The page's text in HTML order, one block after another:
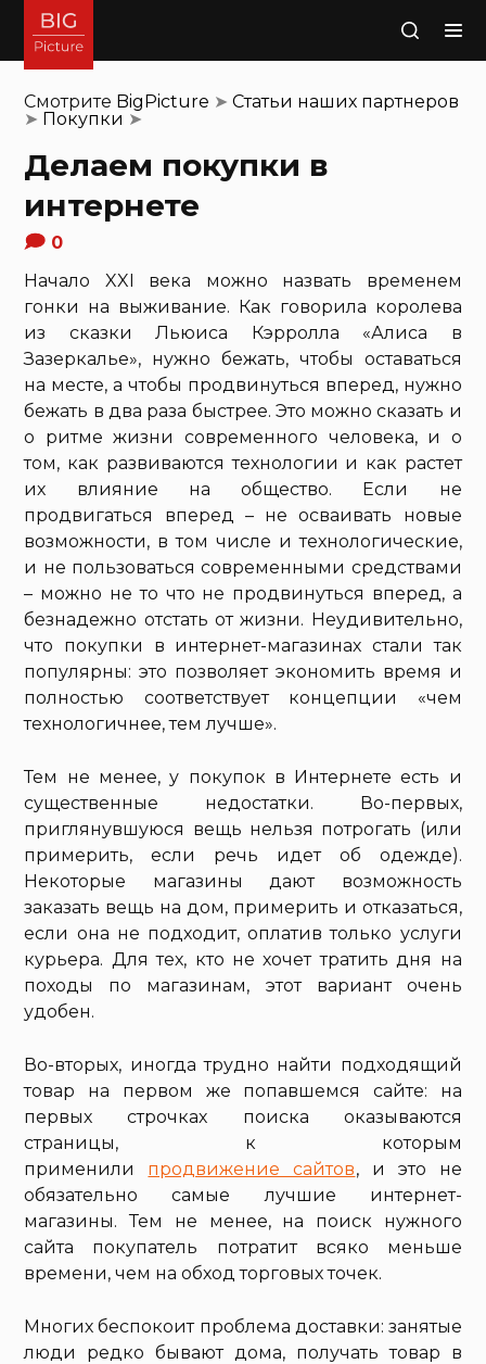
Поиск
Смотрите BigPicture ➤Статьи наших партнеров
➤ Покупки ➤
Делаем покупки в
интернете
0
Начало XXI века можно назвать временем
гонки на выживание. Как говорила королева
из сказки Льюиса Кэрролла «Алиса в
Зазеркалье», нужно бежать, чтобы оставаться
на месте, а чтобы продвинуться вперед, нужно
бежать в два раза быстрее. Это можно сказать и
о ритме жизни современного человека, и о
том, как развиваются технологии и как растет
их влияние на общество. Если не
продвигаться вперед – не осваивать новые
возможности, в том числе и технологические,
и не пользоваться современными средствами
– можно не то что не продвинуться вперед, а
безнадежно отстать от жизни. Неудивительно,
что покупки в интернет-магазинах стали так
популярны: это позволяет экономить время и
полностью соответствует концепции «чем
технологичнее, тем лучше».
Тем не менее, у покупок в Интернете есть и
существенные недостатки. Во-первых,
приглянувшуюся вещь нельзя потрогать (или
примерить, если речь идет об одежде).
Некоторые магазины дают возможность
заказать вещь на дом, примерить и отказаться,
если она не подходит, оплатив только услуги
курьера. Для тех, кто не хочет тратить дня на
походы по магазинам, этот вариант очень
удобен.
Во-вторых, иногда трудно найти подходящий
товар на первом же попавшемся сайте: на
первых строчках поиска оказываются
страницы, к которым
применили продвижение сайтов, и это не
обязательно самые лучшие интернет-
магазины. Тем не менее, на поиск нужного
сайта покупатель потратит всяко меньше
времени, чем на обход торговых точек.
Многих беспокоит проблема доставки: занятые
люди редко бывают дома, получать товар в